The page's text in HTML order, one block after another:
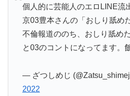
個人的に芸能人のエロLINE流
京03豊本さんの「おしり舐め
不倫報道ののち、おしり舐め
と03のコントになってます。
— ざつしめじ
2022